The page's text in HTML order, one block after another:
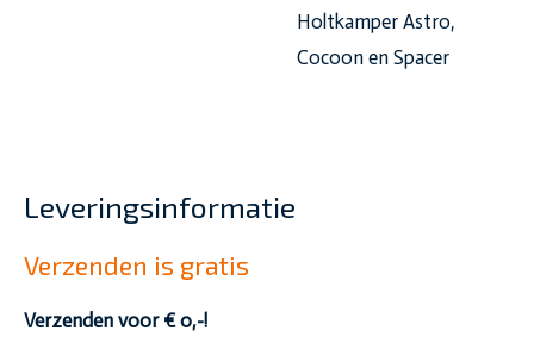
Holtkamper Astro,
Cocoon en Spacer
Leveringsinformatie
Verzenden is gratis
Verzenden voor € 0,-!